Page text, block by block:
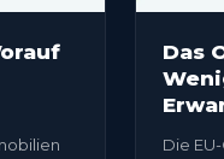
Das
Die